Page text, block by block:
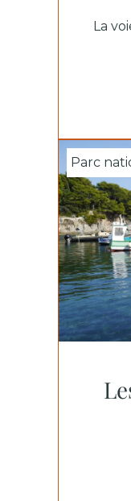
La
Parc